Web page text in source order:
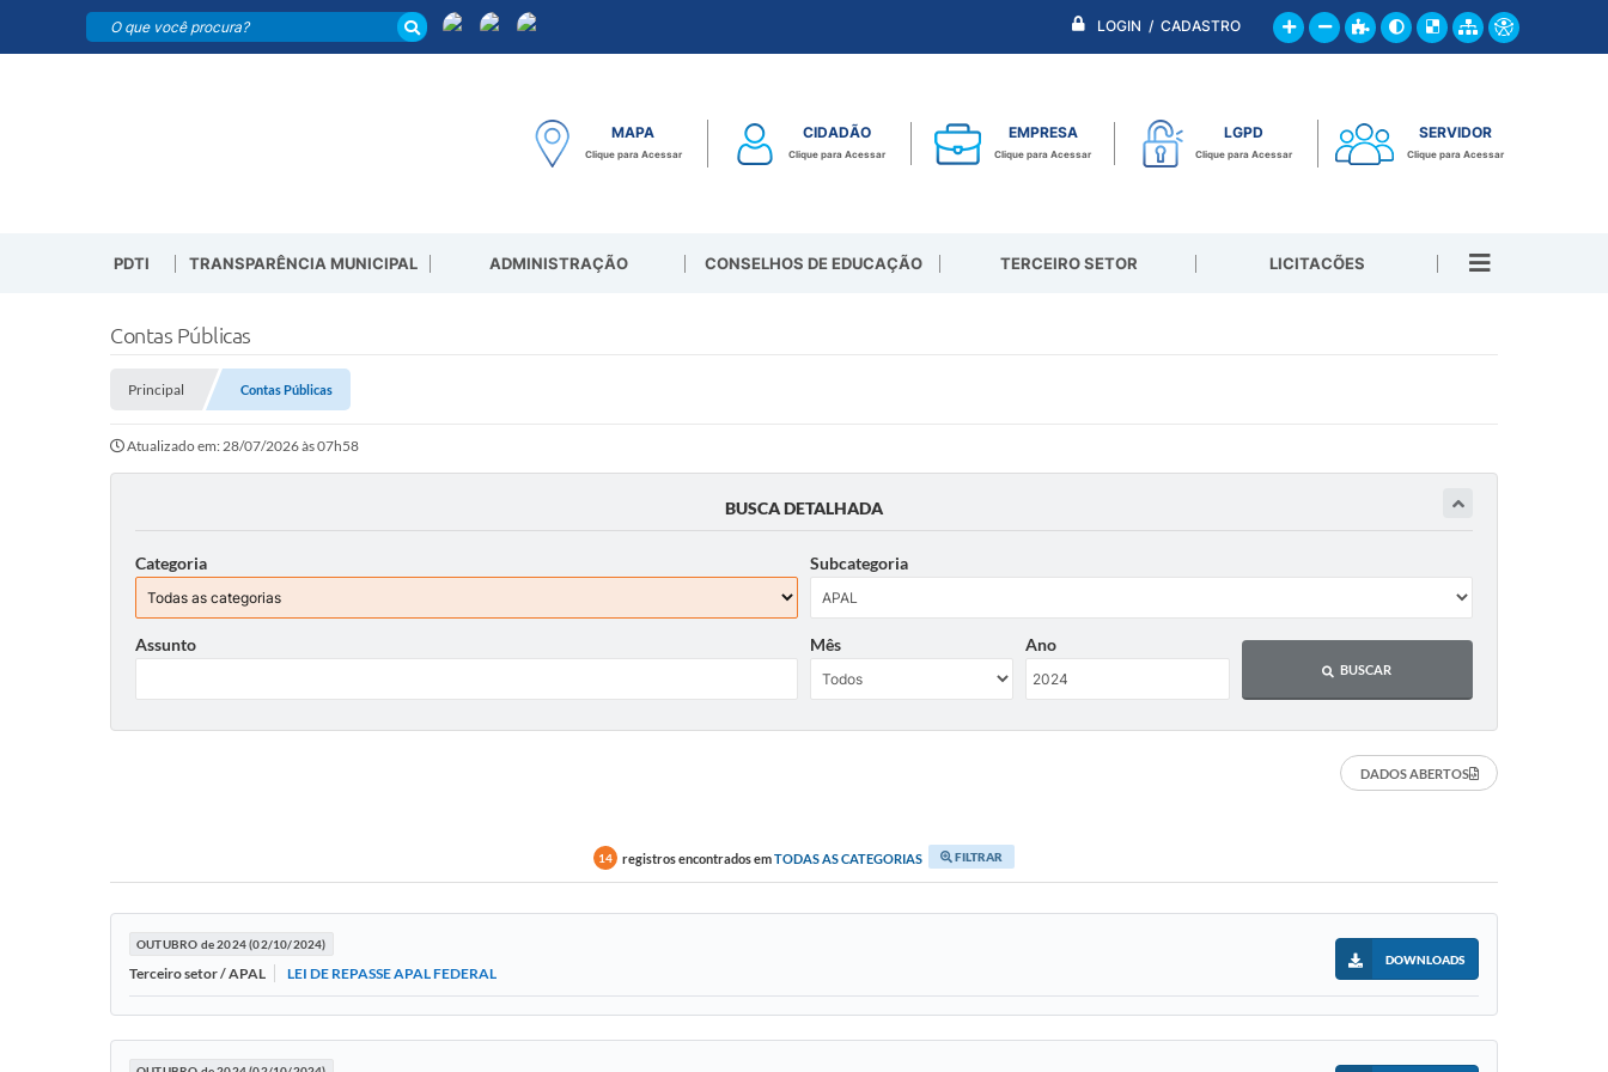
LOGIN / CADASTRO
MAPA
Clique para Acessar
CIDADÃO
Clique para Acessar
EMPRESA
Clique para Acessar
LGPD
Clique para Acessar
SERVIDOR
Clique para Acessar
PDTI TRANSPARÊNCIA MUNICIPAL ADMINISTRAÇÃO CONSELHOS DE EDUCAÇÃO TERCEIRO SETOR LICITACÕES
Contas Públicas
Principal Contas Públicas
Atualizado em: 28/07/2026 às 07h58
BUSCA DETALHADA
Categoria Subcategoria
Assunto Mês Ano
BUSCAR
DADOS ABERTOS
14 registros encontrados emTODAS AS CATEGORIAS FILTRAR
OUTUBRO de 2024 (02/10/2024)
Terceiro setor / APAL LEI DE REPASSE APAL FEDERAL
DOWNLOADS